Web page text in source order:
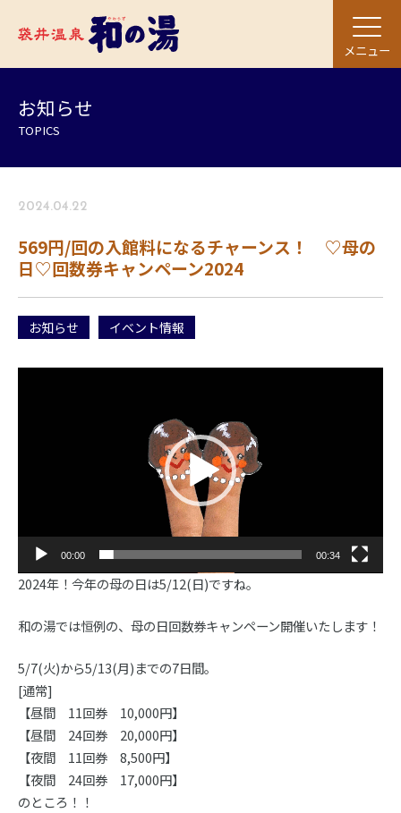
メニュー
お知らせ
TOPICS
2024.04.22
569円/回の入館料になるチャーンス！ ♡母の
日♡回数券キャンペーン2024
お知らせ イベント情報
00:00 00:34
2024年！今年の母の日は5/12(日)ですね。
和の湯では恒例の、母の日回数券キャンペーン開催いたします！
5/7(火)から5/13(月)までの7日間。
[通常]
【昼間 11回券 10,000円】
【昼間 24回券 20,000円】
【夜間 11回券 8,500円】
【夜間 24回券 17,000円】
のところ！！